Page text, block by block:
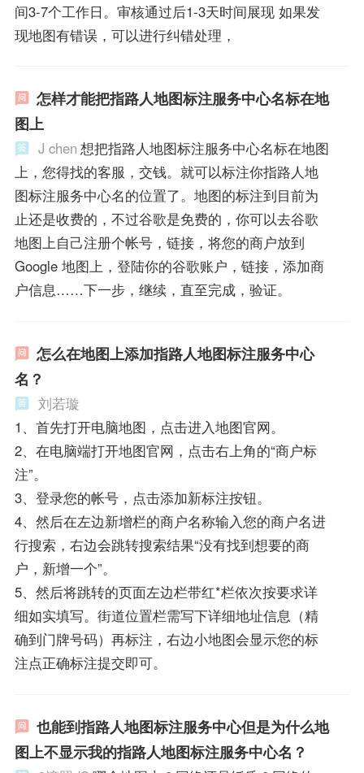
间3-7个工作日。审核通过后1-3天时间展现 如果发
现地图有错误，可以进行纠错处理，
怎样才能把指路人地图标注服务中心名标在地
图上
J chen 想把指路人地图标注服务中心名标在地图
上，您得找的客服，交钱。就可以标注你指路人地
图标注服务中心名的位置了。地图的标注到目前为
止还是收费的，不过谷歌是免费的，你可以去谷歌
地图上自己注册个帐号，链接，将您的商户放到
Google 地图上，登陆你的谷歌账户，链接，添加商
户信息……下一步，继续，直至完成，验证。
怎么在地图上添加指路人地图标注服务中心
名？
刘若璇
1、首先打开电脑地图，点击进入地图官网。
2、在电脑端打开地图官网，点击右上角的“商户标
注”。
3、登录您的帐号，点击添加新标注按钮。
4、然后在左边新增栏的商户名称输入您的商户名进
行搜索，右边会跳转搜索结果“没有找到想要的商
户，新增一个”。
5、然后将跳转的页面左边栏带红*栏依次按要求详
细如实填写。街道位置栏需写下详细地址信息（精
确到门牌号码）再标注，右边小地图会显示您的标
注点正确标注提交即可。
也能到指路人地图标注服务中心但是为什么地
图上不显示我的指路人地图标注服务中心名？